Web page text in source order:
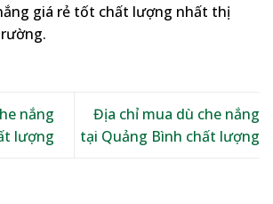
giá rẻ tốt chất lượng nhất thị
nắng
lượng
Địa chỉ mua dù che nắng
tại Quảng Bình chất lượng